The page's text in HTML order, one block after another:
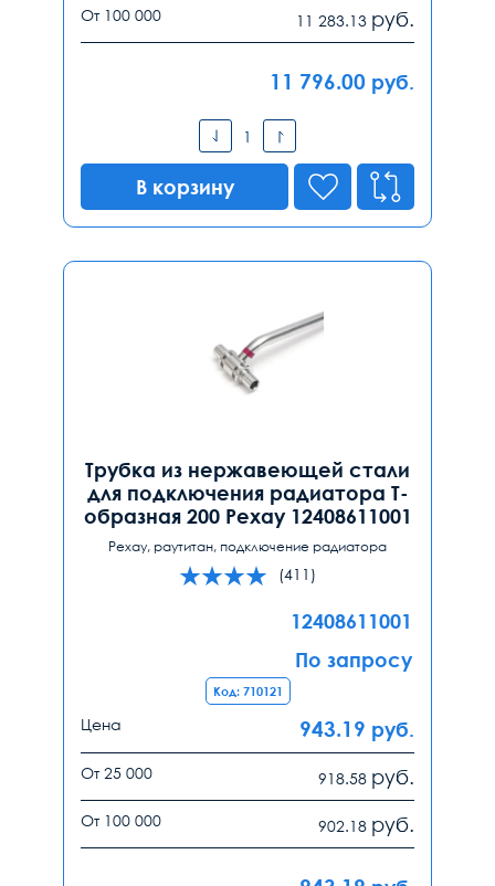
От 100 000 11 283.13 руб.
11 796.00 руб.
В корзину
Трубка из нержавеющей стали
для подключения радиатора Т-
образная 200 Рехау 12408611001
Рехау, раутитан, подключение радиатора
(411)
12408611001
По запросу
Код: 710121
Цена 943.19 руб.
От 25 000 918.58 руб.
От 100 000 902.18 руб.